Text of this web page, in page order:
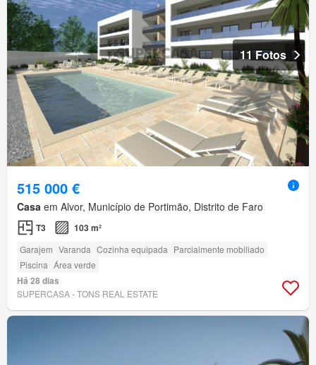
11 Fotos
515 000 €
Casa em Alvor, Município de Portimão, Distrito de Faro
T3 103 m²
Garajem Varanda Cozinha equipada Parcialmente mobiliado
Piscina Área verde
Há 28 dias
SUPERCASA - TONS REAL ESTATE